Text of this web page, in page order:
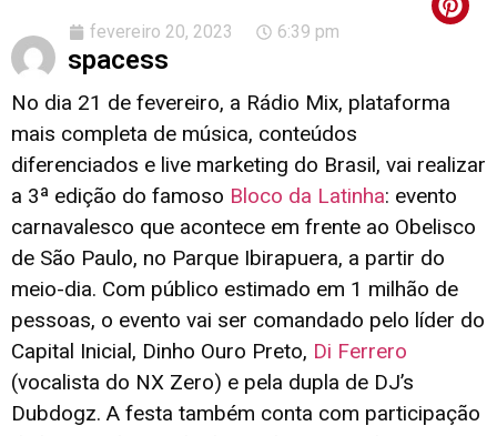
spacess
fevereiro 20, 2023 6:39 pm
No dia 21 de fevereiro, a Rádio Mix, plataforma
mais completa de música, conteúdos
diferenciados e live marketing do Brasil, vai realizar
a 3ª edição do famoso Bloco da Latinha: evento
carnavalesco que acontece em frente ao Obelisco
de São Paulo, no Parque Ibirapuera, a partir do
meio-dia. Com público estimado em 1 milhão de
pessoas, o evento vai ser comandado pelo líder do
Capital Inicial, Dinho Ouro Preto, Di Ferrero
(vocalista do NX Zero) e pela dupla de DJ’s
Dubdogz. A festa também conta com participação